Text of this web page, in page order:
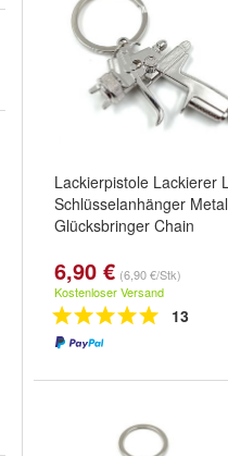
Lackierpistole Lackierer
Schlüsselanhänger
Glücksbringer Chain
6,90 € (6,90 €/Stk)
Kostenloser Versand
13